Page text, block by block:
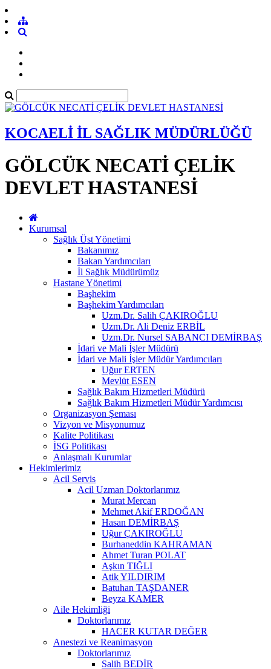
KOCAELİ İL SAĞLIK MÜDÜRLÜĞÜ
GÖLCÜK NECATİ ÇELİK
DEVLET HASTANESİ
Kurumsal
Sağlık Üst Yönetimi
Bakanımız
Bakan Yardımcıları
İl Sağlık Müdürümüz
Hastane Yönetimi
Başhekim
Başhekim Yardımcıları
Uzm.Dr. Salih ÇAKIROĞLU
Uzm.Dr. Ali Deniz ERBİL
Uzm.Dr. Nursel SABANCI DEMİRBAŞ
İdari ve Mali İşler Müdürü
İdari ve Mali İşler Müdür Yardımcıları
Uğur ERTEN
Mevlüt ESEN
Sağlık Bakım Hizmetleri Müdürü
Sağlık Bakım Hizmetleri Müdür Yardımcısı
Organizasyon Şeması
Vizyon ve Misyonumuz
Kalite Politikası
İSG Politikası
Anlaşmalı Kurumlar
Hekimlerimiz
Acil Servis
Acil Uzman Doktorlarımız
Murat Mercan
Mehmet Akif ERDOĞAN
Hasan DEMİRBAŞ
Uğur ÇAKIROĞLU
Burhaneddin KAHRAMAN
Ahmet Turan POLAT
Aşkın TIĞLI
Atik YILDIRIM
Batuhan TAŞDANER
Beyza KAMER
Aile Hekimliği
Doktorlarımız
HACER KUTAR DEĞER
Anestezi ve Reanimasyon
Doktorlarımız
Salih BEDİR